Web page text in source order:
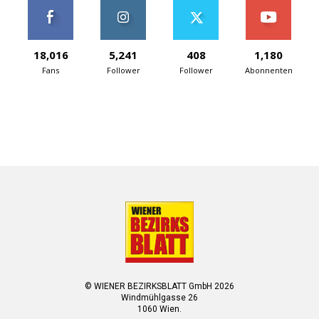
18,016
Fans
5,241
Follower
408
Follower
1,180
Abonnenten
© WIENER BEZIRKSBLATT GmbH 2026
Windmühlgasse 26
1060 Wien.